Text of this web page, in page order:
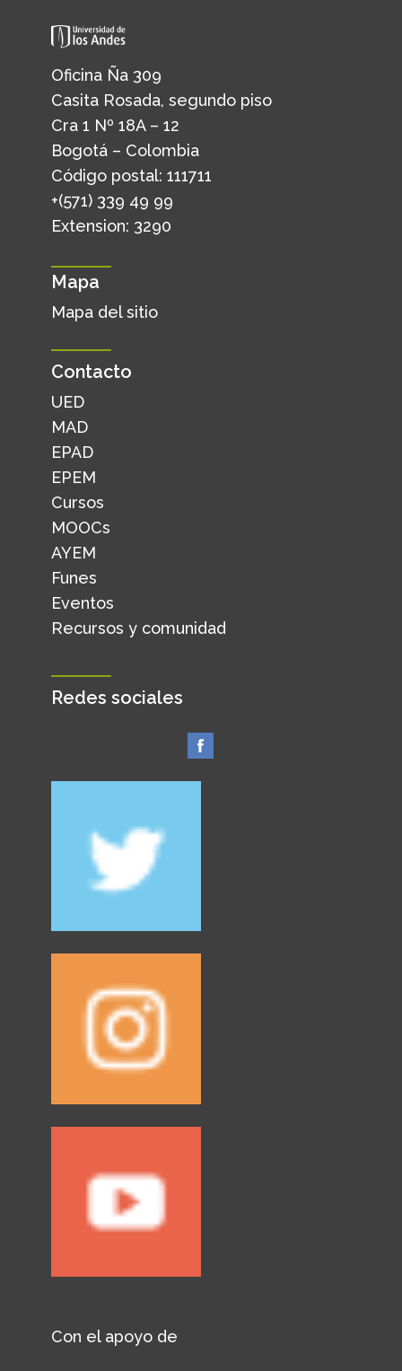
Oficina Ña 309
Casita Rosada, segundo piso
Cra 1 Nº 18A – 12
Bogotá – Colombia
Código postal: 111711
+(571) 339 49 99
Extension: 3290
Mapa
Mapa del sitio
Contacto
UED
MAD
EPAD
EPEM
Cursos
MOOCs
AYEM
Funes
Eventos
Recursos y comunidad
Redes sociales
Con el apoyo de